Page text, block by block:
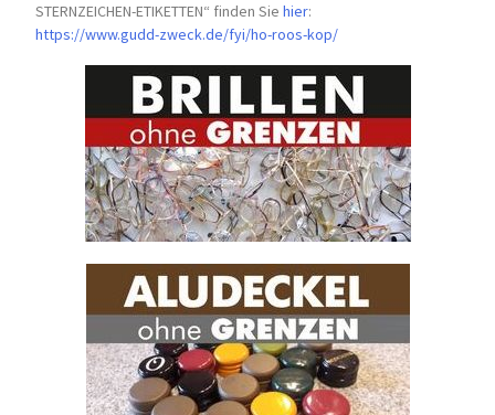
STERNZEICHEN-ETIKETTEN“ finden Siehier:
https://www.gudd-zweck.de/fyi/ho-roos-kop/